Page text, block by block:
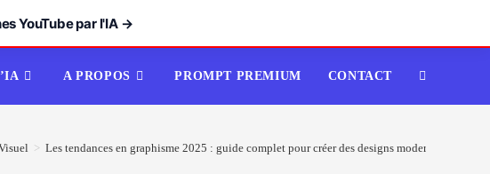
YouTube par l'IA →
A PROPOS PROMPT PREMIUM CONTACT TOGGLE
> Les tendances en graphisme 2025 : guide complet pour créer des designs modernes sur